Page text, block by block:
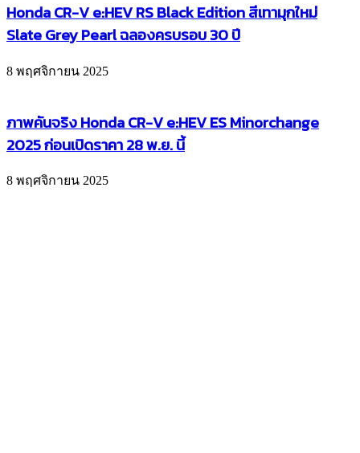
Honda CR-V e:HEV RS Black Edition สีเทามุกใหม่
Slate Grey Pearl ฉลองครบรอบ 30 ปี
8 พฤศจิกายน 2025
ภาพคันจริง Honda CR-V e:HEV ES Minorchange
2025 ก่อนเปิดราคา 28 พ.ย. นี้
8 พฤศจิกายน 2025